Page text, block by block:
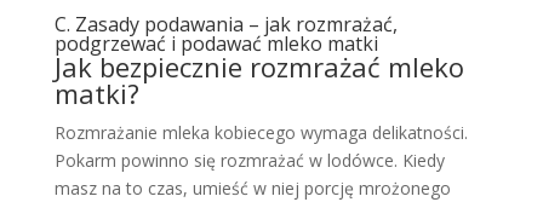
C. Zasady podawania – jak rozmrażać,
podgrzewać i podawać mleko matki
Jak bezpiecznie rozmrażać mleko
matki?
Rozmrażanie mleka kobiecego wymaga delikatności.
Pokarm powinno się rozmrażać w lodówce. Kiedy
masz na to czas, umieść w niej porcję mrożonego